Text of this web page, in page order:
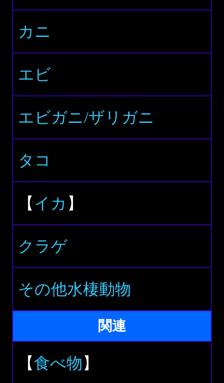
カニ
エビ
エビガニ/ザリガニ
タコ
【 イカ 】
クラゲ
その他水棲動物
関連
【食べ物】